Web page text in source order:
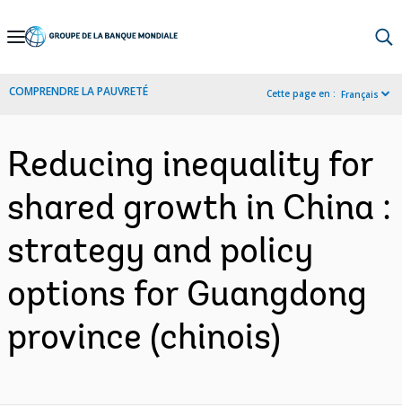
Skip
Navigation
COMPRENDRE LA PAUVRETÉ Cette page en : Français
Reducing inequality for
shared growth in China :
strategy and policy
options for Guangdong
province (chinois)